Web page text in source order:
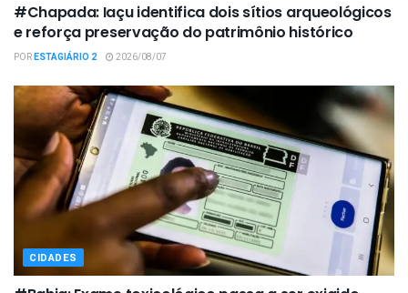
#Chapada: Iaçu identifica dois sítios arqueológicos
e reforça preservação do patrimônio histórico
PORESTAGIÁRIO 2 2026/08/07
CIDADES